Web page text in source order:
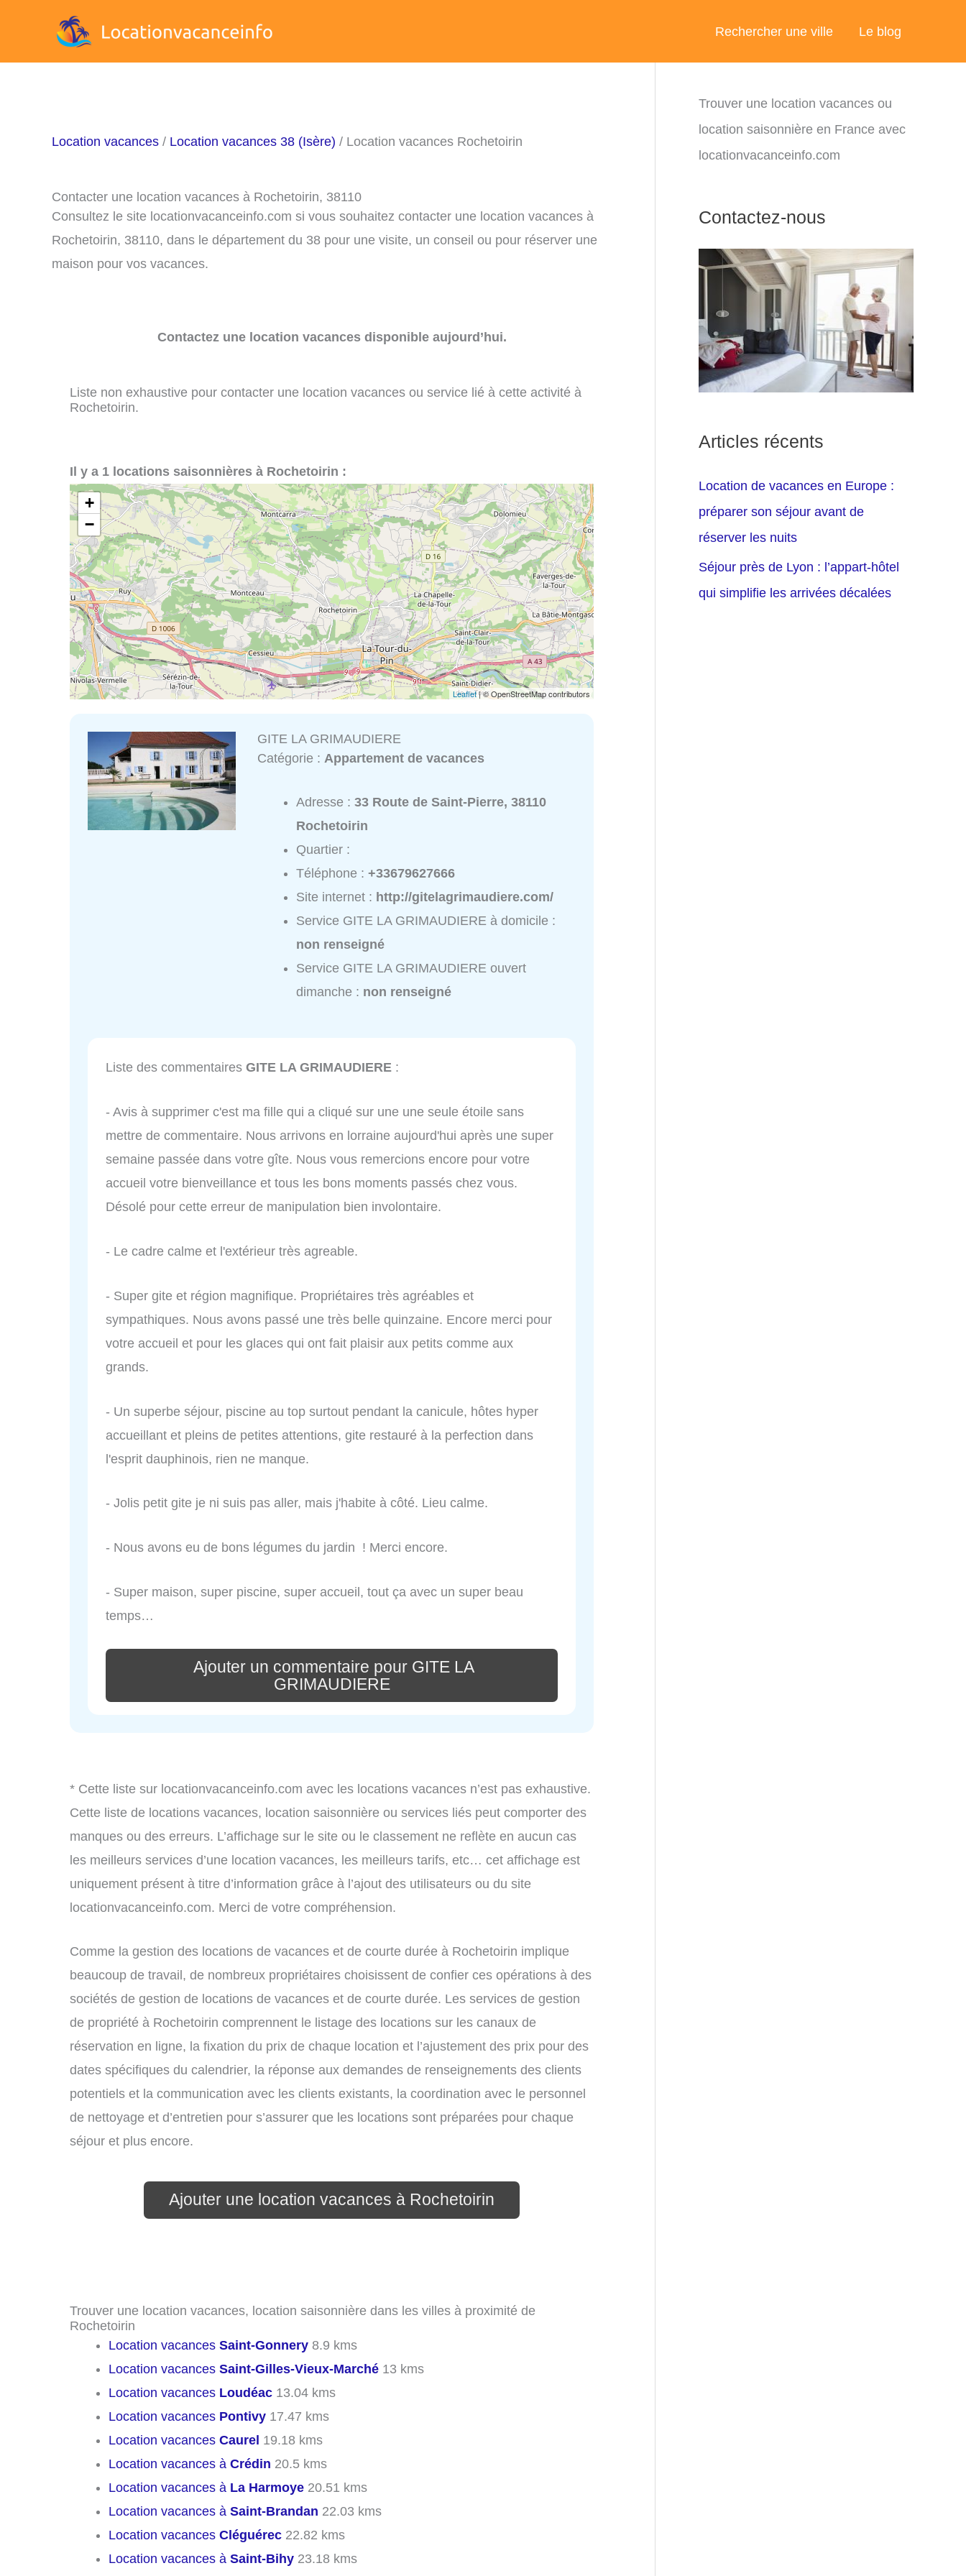
Rechercher une ville Le blog
Location vacances / Location vacances 38 (Isère) / Location vacances Rochetoirin
Contacter une location vacances à Rochetoirin, 38110
Consultez le site locationvacanceinfo.com si vous souhaitez contacter une location vacances à
Rochetoirin, 38110, dans le département du 38 pour une visite, un conseil ou pour réserver une
maison pour vos vacances.
Contactez une location vacances disponible aujourd’hui.
Liste non exhaustive pour contacter une location vacances ou service lié à cette activité à
Rochetoirin.
Il y a 1 locations saisonnières à Rochetoirin :
+
−
Leaflet| © OpenStreetMap contributors
GITE LA GRIMAUDIERE
Catégorie : Appartement de vacances
Adresse :33 Route de Saint-Pierre, 38110
Rochetoirin
Quartier :
Téléphone :+33679627666
Site internet : http://gitelagrimaudiere.com/
Service GITE LA GRIMAUDIERE à domicile :
non renseigné
Service GITE LA GRIMAUDIERE ouvert
dimanche : non renseigné
Liste des commentaires GITE LA GRIMAUDIERE :
- Avis à supprimer c'est ma fille qui a cliqué sur une une seule étoile sans
mettre de commentaire. Nous arrivons en lorraine aujourd'hui après une super
semaine passée dans votre gîte. Nous vous remercions encore pour votre
accueil votre bienveillance et tous les bons moments passés chez vous.
Désolé pour cette erreur de manipulation bien involontaire.
- Le cadre calme et l'extérieur très agreable.
- Super gite et région magnifique. Propriétaires très agréables et
sympathiques. Nous avons passé une très belle quinzaine. Encore merci pour
votre accueil et pour les glaces qui ont fait plaisir aux petits comme aux
grands.
- Un superbe séjour, piscine au top surtout pendant la canicule, hôtes hyper
accueillant et pleins de petites attentions, gite restauré à la perfection dans
l'esprit dauphinois, rien ne manque.
- Jolis petit gite je ni suis pas aller, mais j'habite à côté. Lieu calme.
- Nous avons eu de bons légumes du jardin ! Merci encore.
- Super maison, super piscine, super accueil, tout ça avec un super beau
temps…
Ajouter un commentaire pour GITE LA
GRIMAUDIERE
* Cette liste sur locationvacanceinfo.com avec les locations vacances n’est pas exhaustive.
Cette liste de locations vacances, location saisonnière ou services liés peut comporter des
manques ou des erreurs. L’affichage sur le site ou le classement ne reflète en aucun cas
les meilleurs services d’une location vacances, les meilleurs tarifs, etc… cet affichage est
uniquement présent à titre d’information grâce à l’ajout des utilisateurs ou du site
locationvacanceinfo.com. Merci de votre compréhension.
Comme la gestion des locations de vacances et de courte durée à Rochetoirin implique
beaucoup de travail, de nombreux propriétaires choisissent de confier ces opérations à des
sociétés de gestion de locations de vacances et de courte durée. Les services de gestion
de propriété à Rochetoirin comprennent le listage des locations sur les canaux de
réservation en ligne, la fixation du prix de chaque location et l’ajustement des prix pour des
dates spécifiques du calendrier, la réponse aux demandes de renseignements des clients
potentiels et la communication avec les clients existants, la coordination avec le personnel
de nettoyage et d’entretien pour s’assurer que les locations sont préparées pour chaque
séjour et plus encore.
Ajouter une location vacances à Rochetoirin
Trouver une location vacances, location saisonnière dans les villes à proximité de
Rochetoirin
Location vacances Saint-Gonnery 8.9 kms
Location vacances Saint-Gilles-Vieux-Marché 13 kms
Location vacances Loudéac 13.04 kms
Location vacances Pontivy 17.47 kms
Location vacances Caurel 19.18 kms
Location vacances à Crédin 20.5 kms
Location vacances à La Harmoye 20.51 kms
Location vacances à Saint-Brandan 22.03 kms
Location vacances Cléguérec 22.82 kms
Location vacances à Saint-Bihy 23.18 kms
Trouver une location vacances ou
location saisonnière en France avec
locationvacanceinfo.com
Contactez-nous
Articles récents
Location de vacances en Europe :
préparer son séjour avant de
réserver les nuits
Séjour près de Lyon : l’appart-hôtel
qui simplifie les arrivées décalées